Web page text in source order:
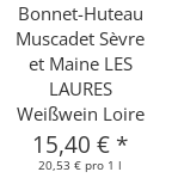
Bonnet-Huteau
Muscadet Sèvre
et Maine LES
LAURES
Weißwein Loire
15,40 € *
20,53 € pro 1 l